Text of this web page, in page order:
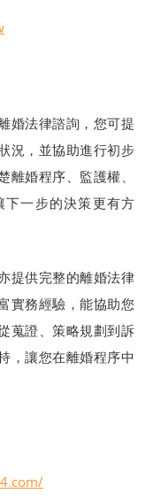
婚法律諮詢，您可提
況，並協助進行初步
婚程序、監護權、
一步的決策更有方
提供完整的離婚法律
實務經驗，能協助您
蒐證、策略規劃到訴
，讓您在離婚程序中